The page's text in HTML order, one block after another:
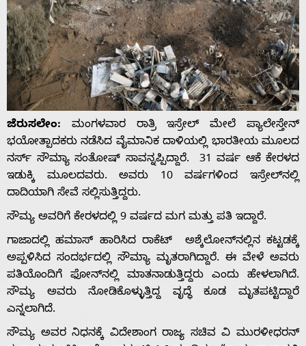
ಜೆರುಸಲೇಂ: ಮಂಗಳವಾರ ರಾತ್ರಿ ಇಸ್ರೇಲ್ ಮೇಲೆ ಪ್ಯಾಲೇಸ್ತೇನ್
ಭಯೋತ್ಪಾದಕರು ನಡೆಸಿದ ವೈಮಾನಿಕ ದಾಳಿಯಲ್ಲಿ ಭಾರತೀಯ‌ ಮೂಲದ
ನರ್ಸ್ ಸೌಮ್ಯಾ ಸಂತೋಷ್ ಸಾವನ್ನಪ್ಪಿದ್ದಾರೆ. 31 ವರ್ಷ ಆಕೆ ಕೇರಳದ
ಇಡುಕ್ಕಿ ಮೂಲದವರು. ಅವರು 10 ವರ್ಷಗಳಿಂದ ಇಸ್ರೇಲ್‌ನಲ್ಲಿ
ದಾದಿಯಾಗಿ ಸೇವೆ ಸಲ್ಲಿಸುತ್ತಿದ್ದರು.
ಸೌಮ್ಯ ಅವರಿಗೆ ಕೇರಳದಲ್ಲಿ 9 ವರ್ಷದ ಮಗ ಮತ್ತು ಪತಿ ಇದ್ದಾರೆ.
ಗಾಜಾದಲ್ಲಿ ಹಮಾಸ್ ಹಾರಿಸಿದ ರಾಕೆಟ್ ಅಶ್ಕೆಲೋನ್‌ನಲ್ಲಿನ ಕಟ್ಟಡಕ್ಕೆ
ಅಪ್ಪಳಿಸಿದ ಸಂದರ್ಭದಲ್ಲಿ ಸೌಮ್ಯಾ ಮೃತರಾಗಿದ್ದಾರೆ. ಈ ವೇಳೆ ಅವರು
ಪತಿಯೊಂದಿಗೆ ಫೋನ್‌ನಲ್ಲಿ ಮಾತನಾಡುತ್ತಿದ್ದರು ಎಂದು ಹೇಳಲಾಗಿದೆ.
ಸೌಮ್ಯ ಅವರು ನೋಡಿಕೊಳ್ಳುತ್ತಿದ್ದ ವೃದ್ಧೆ ಕೂಡ ಮೃತಪಟ್ಟಿದ್ದಾರೆ
ಎನ್ನಲಾಗಿದೆ.
ಸೌಮ್ಯ ಅವರ ನಿಧನಕ್ಕೆ ವಿದೇಶಾಂಗ ರಾಜ್ಯ ಸಚಿವ ವಿ ಮುರಳೀಧರನ್